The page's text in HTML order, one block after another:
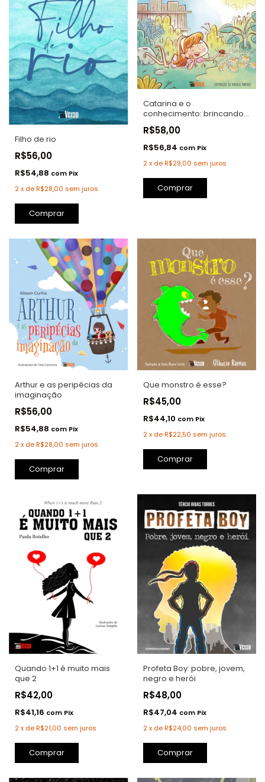
Filho de rio
R$56,00
R$54,88 com Pix
2x deR$28,00 sem juros
Comprar
Catarina e o
conhecimento: brincando
no jardim do pensamento
ocidental
R$58,00
R$56,84 com Pix
2 x deR$29,00 sem juros
Comprar
Arthur e as peripécias da
imaginação
R$56,00
R$54,88 com Pix
2x deR$28,00 sem juros
Comprar
Que monstro é esse?
R$45,00
R$44,10 com Pix
2 x deR$22,50 sem juros
Comprar
Quando 1+1 é muito mais
que 2
R$42,00
R$41,16 com Pix
2x deR$21,00 sem juros
Comprar
Profeta Boy: pobre, jovem,
negro e herói
R$48,00
R$47,04 com Pix
2 x deR$24,00 sem juros
Comprar